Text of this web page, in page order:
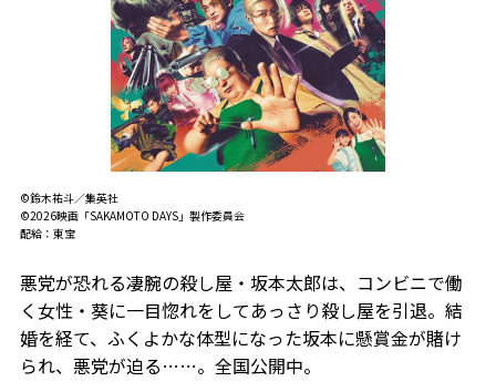
©鈴木祐斗／集英社
©2026映画「SAKAMOTO DAYS」製作委員会
配給：東宝
悪党が恐れる凄腕の殺し屋・坂本太郎は、コンビニで働
く女性・葵に一目惚れをしてあっさり殺し屋を引退。結
婚を経て、ふくよかな体型になった坂本に懸賞金が賭け
られ、悪党が迫る……。全国公開中。